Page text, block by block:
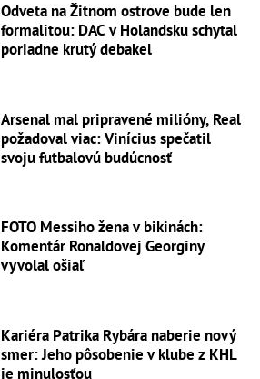
Odveta na Žitnom ostrove bude len
formalitou: DAC v Holandsku schytal
poriadne krutý debakel
Arsenal mal pripravené milióny, Real
požadoval viac: Vinícius spečatil
svoju futbalovú budúcnosť
FOTO Messiho žena v bikinách:
Komentár Ronaldovej Georginy
vyvolal ošiaľ
Kariéra Patrika Rybára naberie nový
smer: Jeho pôsobenie v klube z KHL
je minulosťou